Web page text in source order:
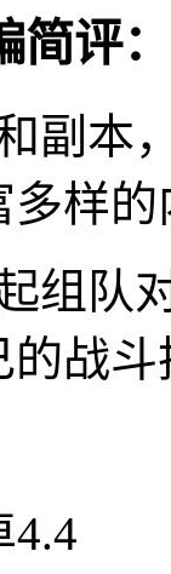
评：
副本
多样的
组队
战
4.4